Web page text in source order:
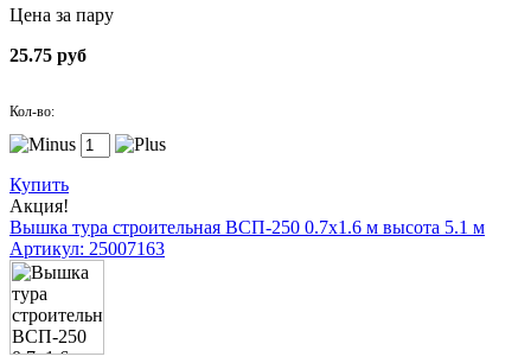
Цена за пару
25.75 руб
Кол-во:
Купить
Акция!
Вышка тура строительная ВСП-250 0.7х1.6 м высота 5.1 м
Артикул: 25007163